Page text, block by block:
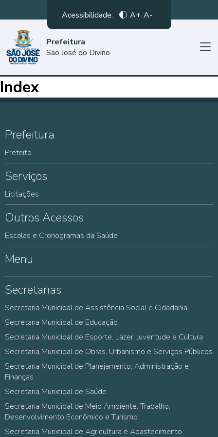
Acessibilidade: A+ A-
Prefeitura
São José do Divino
Index
Prefeitura
Prefeito
Serviços
Licitações
Outros Acessos
Escalas e Cronogramas da Saúde
Menu
Secretarias
Secretaria Municipal de Assistência Social e Cidadania
Secretaria Municipal de Educação
Secretaria Municipal de Esporte, Lazer, Juventude e Cultura
Secretaria Municipal de Obras, Urbanismo e Serviços Públicos
Secretaria Municipal de Planejamento, Administração e
Finanças
Secretaria Municipal de Saúde
Secretaria Municipal de Meio Ambiente, Trabalho,
Desenvolvimento Econômico e Turismo
Secretaria Municipal de Agricultura e Abastecimento